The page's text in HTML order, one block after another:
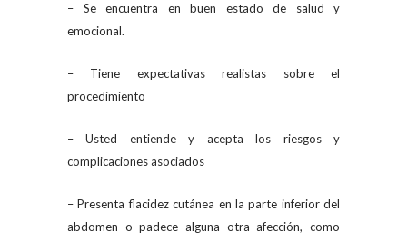
– Se encuentra en buen estado de salud y
emocional.
– Tiene expectativas realistas sobre el
procedimiento
– Usted entiende y acepta los riesgos y
complicaciones asociados
– Presenta flacidez cutánea en la parte inferior del
abdomen o padece alguna otra afección, como